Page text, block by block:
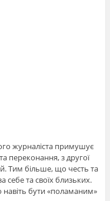
журналіста примушує
переконання, з другої
Тим більше, що честь та
та своїх близьких.
бути «поламаним»